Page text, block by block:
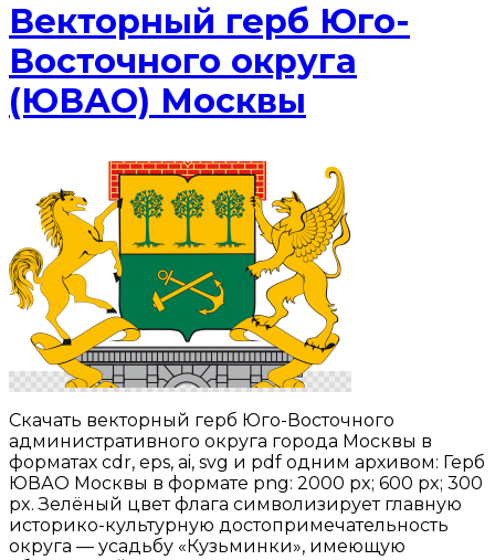
Векторный герб Юго-
Восточного округа
(ЮВАО) Москвы
Скачать векторный герб Юго-Восточного
административного округа города Москвы в
форматах cdr, eps, ai, svg и pdf одним архивом: Герб
ЮВАО Москвы в формате png: 2000 px; 600 px; 300
px. Зелёный цвет флага символизирует главную
историко-культурную достопримечательность
округа — усадьбу «Кузьминки», имеющую